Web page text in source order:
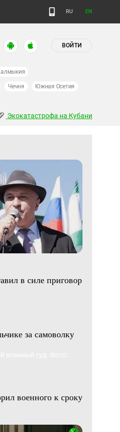
RU EN
ВОЙТИ
Чечня Южная Осетия
Экокатастрофа на Кубани
в силе приговор
за самоволку
военного к сроку